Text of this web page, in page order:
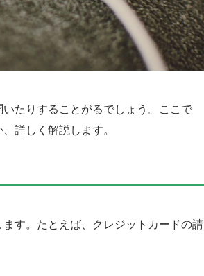
たりすることがるでしょう。ここで
詳しく解説します。
す。たとえば、クレジットカードの請